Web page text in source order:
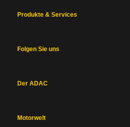
Produkte & Services
Folgen Sie uns
Der ADAC
Motorwelt